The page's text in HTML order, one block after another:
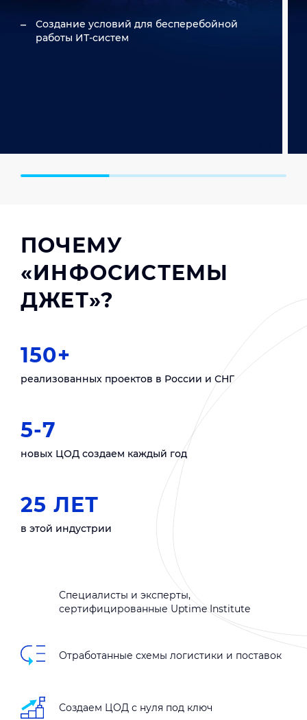
Создание условий для бесперебойной
работы ИТ-систем
ПОЧЕМУ
«ИНФОСИСТЕМЫ
ДЖЕТ»?
150+
реализованных проектов в России и СНГ
5-7
новых ЦОД создаем каждый год
25 ЛЕТ
в этой индустрии
Специалисты и эксперты,
сертифицированные Uptime Institute
Отработанные схемы логистики и поставок
Создаем ЦОД с нуля под ключ